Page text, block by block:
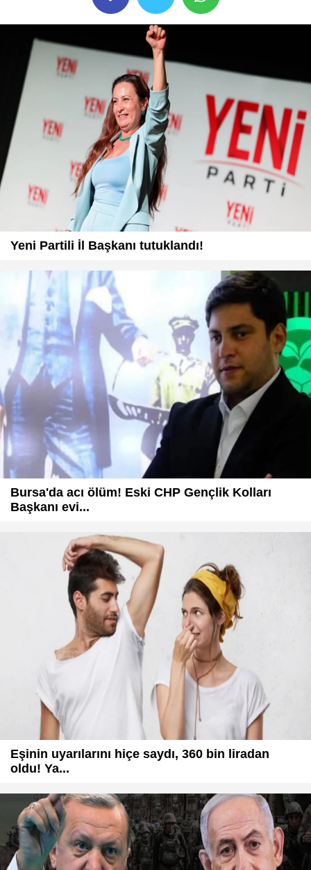
Yeni Partili İl Başkanı tutuklandı!
Bursa'da acı ölüm! Eski CHP Gençlik Kolları
Başkanı evi...
Eşinin uyarılarını hiçe saydı, 360 bin liradan
oldu! Ya...